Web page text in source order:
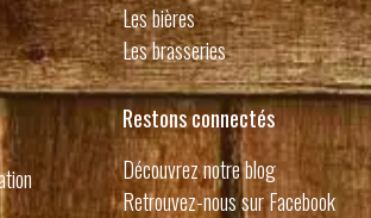
Les bières
Les brasseries
Restons connectés
Découvrez notre blog
Retrouvez-nous sur Facebook